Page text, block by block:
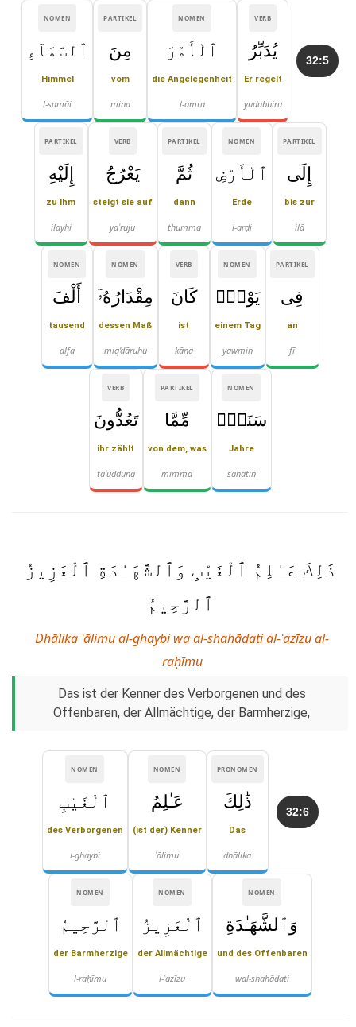
32:5
VERB
يُدَبِّرُ
Er regelt
yudabbiru
NOMEN
ٱلْأَمْرَ
die Angelegenheit
l-amra
PARTIKEL
مِنَ
vom
mina
NOMEN
ٱلسَّمَآءِ
Himmel
l-samāi
PARTIKEL
إِلَى
bis zur
ilā
NOMEN
ٱلْأَرْضِ
Erde
l-arḍi
PARTIKEL
ثُمَّ
dann
thumma
VERB
يَعْرُجُ
steigt sie auf
yaʿruju
PARTIKEL
إِلَيْهِ
zu Ihm
ilayhi
PARTIKEL
فِى
an
fī
NOMEN
يَوْمٍۢ
einem Tag
yawmin
VERB
كَانَ
ist
kāna
NOMEN
مِقْدَارُهُۥٓ
dessen Maß
miq'dāruhu
NOMEN
أَلْفَ
tausend
alfa
NOMEN
سَنَةٍۢ
Jahre
sanatin
PARTIKEL
مِّمَّا
von dem, was
mimmā
VERB
تَعُدُّونَ
ihr zählt
taʿuddūna
ذَٰلِكَ عَـٰلِمُ ٱلْغَيْبِ وَٱلشَّهَـٰدَةِ ٱلْعَزِيزُ
ٱلرَّحِيمُ
Dhālika ʿālimu al-ghaybi wa al-shahādati al-ʿazīzu al-
raḥīmu
Das ist der Kenner des Verborgenen und des
Offenbaren, der Allmächtige, der Barmherzige,
32:6
PRONOMEN
ذَٰلِكَ
Das
dhālika
NOMEN
عَـٰلِمُ
(ist der) Kenner
ʿālimu
NOMEN
ٱلْغَيْبِ
des Verborgenen
l-ghaybi
NOMEN
وَٱلشَّهَـٰدَةِ
und des Offenbaren
wal-shahādati
NOMEN
ٱلْعَزِيزُ
der Allmächtige
l-ʿazīzu
NOMEN
ٱلرَّحِيمُ
der Barmherzige
l-raḥīmu